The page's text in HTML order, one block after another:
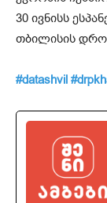
30 ივნისს
თბილისის
#datashvil